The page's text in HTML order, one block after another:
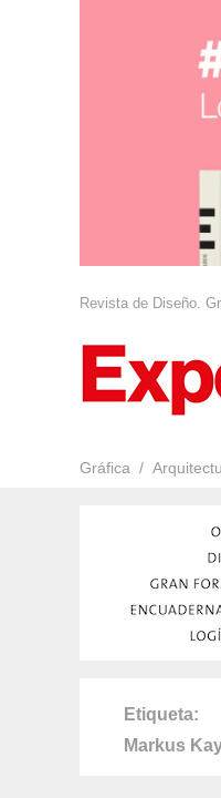
Revista de Diseño.
Gráfica
Etiqueta
Markus